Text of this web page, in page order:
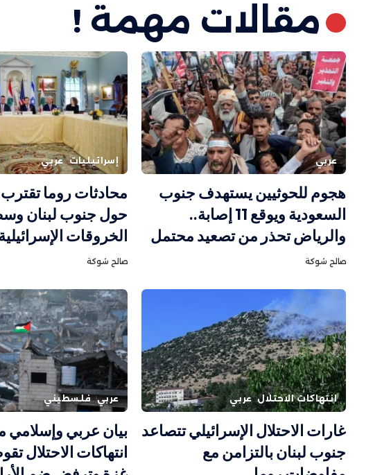
مقالات مهمة !
عربي
هجوم للحوثيين يستهدف جنوب
السعودية ويوقع 11 إصابة..
والرياض تحذر من تصعيد محتمل
صالح شوكة
إسرائيليات عربي
محادثات روما
حول جنوب لبنان
الخروقات
صالح شوكة
انتهاكات الاحتلال عربي
غارات الاحتلال الإسرائيلي تتصاعد
جنوب لبنان بالتزامن مع
عربي فلسطيني
بيان عربي
انتهاكات الاحتلال